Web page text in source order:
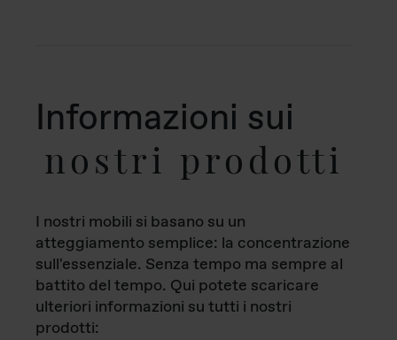
Informazioni sui
nostri prodotti
I nostri mobili si basano su un
atteggiamento semplice: la concentrazione
sull'essenziale. Senza tempo ma sempre al
battito del tempo. Qui potete scaricare
ulteriori informazioni su tutti i nostri
prodotti: